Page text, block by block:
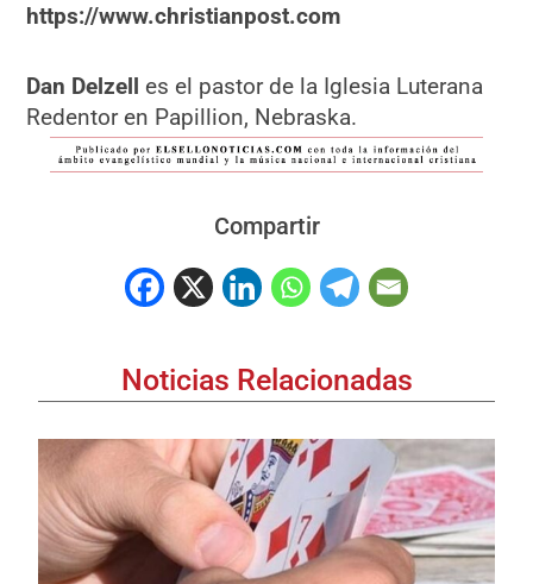
https://www.christianpost.com
Dan Delzell es el pastor de la Iglesia Luterana
Redentor en Papillion, Nebraska.
Compartir
Noticias Relacionadas